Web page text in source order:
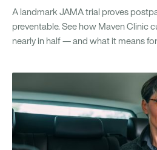
A landmark JAMA trial proves
preventable. See how Maven Clinic
nearly in half — and what it means